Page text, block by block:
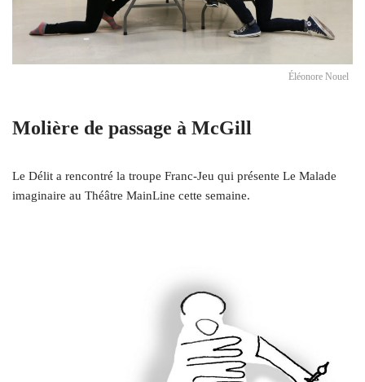
Éléonore Nouel
Molière de passage à McGill
Le Délit a rencontré la troupe Franc-Jeu qui présente Le Malade
imaginaire au Théâtre MainLine cette semaine.